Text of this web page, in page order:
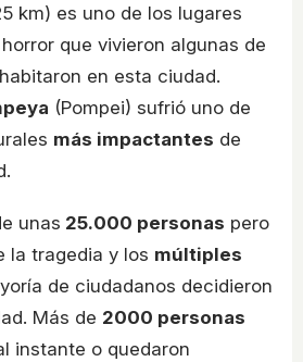
km) es uno de los lugares
que vivieron algunas de
en esta ciudad.
(Pompei) sufrió uno de
más impactantes de
unas 25.000 personas pero
la tragedia y los múltiples
de ciudadanos decidieron
Más de 2000 personas
instante o quedaron